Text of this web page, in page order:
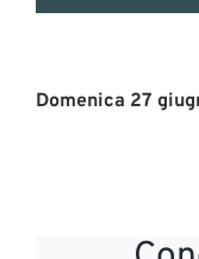
Domenica 27